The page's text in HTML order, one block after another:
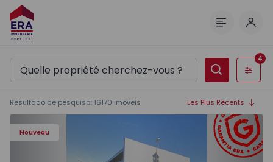
Filtres
4
Resultado de pesquisa: 16170 imóveis Les Plus Récents
Nouveau
Appartement T3 Póvoa de Varzim, Póvoa de Varzim,